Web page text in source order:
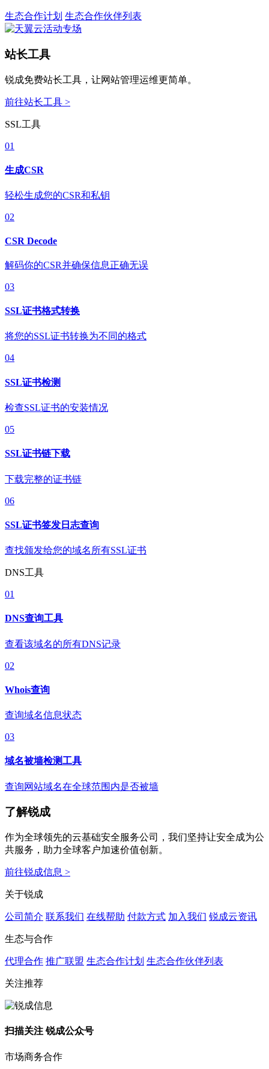
生态合作计划 生态合作伙伴列表
站长工具
锐成免费站长工具，让网站管理运维更简单。
前往站长工具 >
SSL工具
01
生成CSR
轻松生成您的CSR和私钥
02
CSR Decode
解码你的CSR并确保信息正确无误
03
SSL证书格式转换
将您的SSL证书转换为不同的格式
04
SSL证书检测
检查SSL证书的安装情况
05
SSL证书链下载
下载完整的证书链
06
SSL证书签发日志查询
查找颁发给您的域名所有SSL证书
DNS工具
01
DNS查询工具
查看该域名的所有DNS记录
02
Whois查询
查询域名信息状态
03
域名被墙检测工具
查询网站域名在全球范围内是否被墙
了解锐成
作为全球领先的云基础安全服务公司，我们坚持让安全成为公
共服务，助力全球客户加速价值创新。
前往锐成信息 >
关于锐成
公司简介 联系我们 在线帮助 付款方式 加入我们 锐成云资讯
生态与合作
代理合作 推广联盟 生态合作计划 生态合作伙伴列表
关注推荐
扫描关注 锐成公众号
市场商务合作